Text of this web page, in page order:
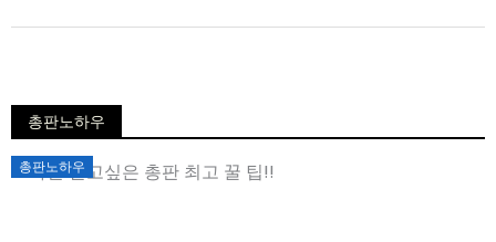
총판노하우
총판노하우
Posted
on